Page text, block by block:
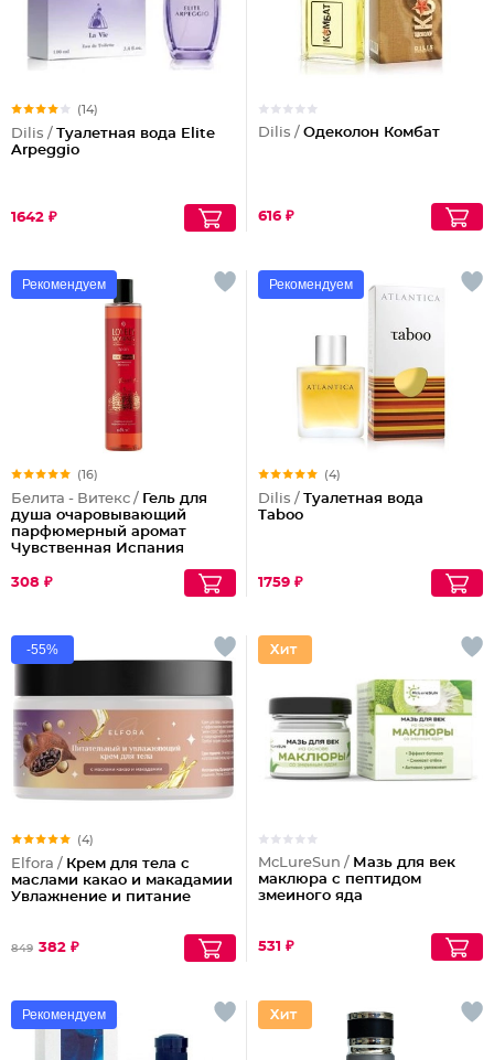
(14)
Dilis / Туалетная вода Elite
Arpeggio
1642 ₽
Dilis / Одеколон Комбат
616 ₽
Рекомендуем
(16)
Белита - Витекс / Гель для
душа очаровывающий
парфюмерный аромат
Чувственная Испания
308 ₽
Рекомендуем
(4)
Dilis / Туалетная вода
Taboo
1759 ₽
-55%
(4)
Elfora / Крем для тела с
маслами какао и макадамии
Увлажнение и питание
849 382 ₽
McLureSun / Мазь для век
маклюра с пептидом
змеиного яда
531 ₽
Рекомендуем